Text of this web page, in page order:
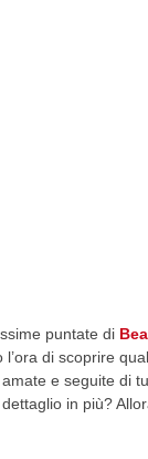
puntate di
di scoprire
e seguite di
in più?